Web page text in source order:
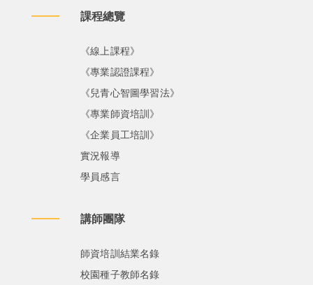
課程總覽
《線上課程》
《專業認證課程》
《兒青心智圖學習法》
《專業師資培訓》
《企業員工培訓》
實況報導
學員感言
講師團隊
師資培訓結業名錄
校園種子教師名錄